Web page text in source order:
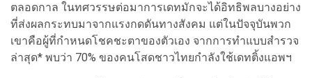
ตลอดกาล ในทศวรรษต่อมาการเดทมักจะได้อิทธิพลบางอย่าง
ที่ส่งผลกระทบมาจากแรงกดดันทางสังคม แต่ในปัจจุบันพวก
เขาคือผู้ที่กำหนดโชคชะตาของตัวเอง จากการทำแบบสำรวจ
ล่าสุด* พบว่า 70% ของคนโสดชาวไทยกำลังใช้เดทติ้งแอพฯ